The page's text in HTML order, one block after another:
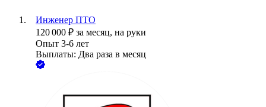
Инженер ПТО
120 000 ₽ за месяц, на руки
Опыт 3-6 лет
Выплаты: Два раза в месяц